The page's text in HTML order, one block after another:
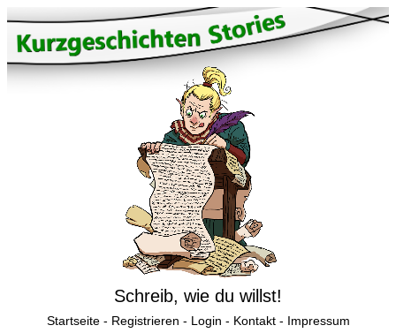
Schreib, wie du willst!
Startseite- Registrieren - Login - Kontakt- Impressum